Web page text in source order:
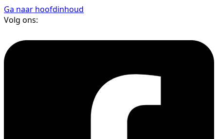
Ga naar hoofdinhoud
Volg ons: